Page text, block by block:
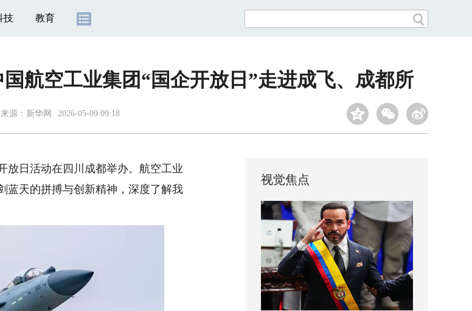
技 教育
航空工业集团“国企开放日”走进成飞、成都所
来源： 新华网 2026-05-09 09:18
日活动在四川成都举办。航空工业
蓝天的拼搏与创新精神，深度了解我
视觉焦点